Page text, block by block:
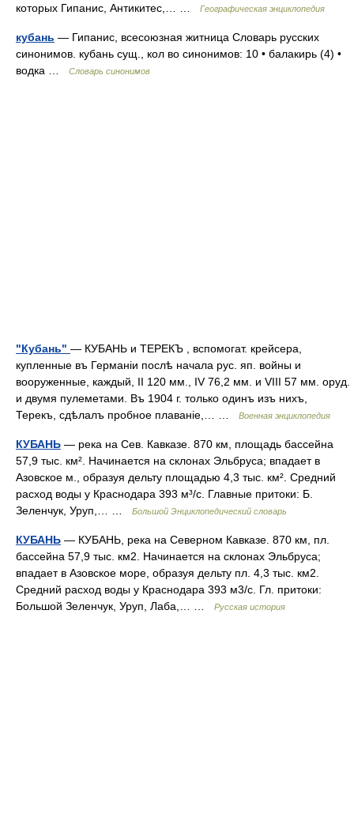
которых Гипанис, Антикитес,… …
Географическая энциклопедия
кубань — Гипанис, всесоюзная житница Словарь русских
синонимов. кубань сущ., кол во синонимов: 10 • балакирь (4) •
водка …
Словарь синонимов
"Кубань" — КУБАНЬ и ТЕРЕКЪ , вспомогат. крейсера,
купленные въ Германіи послѣ начала рус. яп. войны и
вооруженные, каждый, II 120 мм., IV 76,2 мм. и VIII 57 мм. оруд.
и двумя пулеметами. Въ 1904 г. только одинъ изъ нихъ,
Терекъ, сдѣлалъ пробное плаваніе,… …
Военная энциклопедия
КУБАНЬ — река на Сев. Кавказе. 870 км, площадь бассейна
57,9 тыс. км². Начинается на склонах Эльбруса; впадает в
Азовское м., образуя дельту площадью 4,3 тыс. км². Средний
расход воды у Краснодара 393 м³/с. Главные притоки: Б.
Зеленчук, Уруп,… …
Большой Энциклопедический словарь
КУБАНЬ — КУБАНЬ, река на Северном Кавказе. 870 км, пл.
бассейна 57,9 тыс. км2. Начинается на склонах Эльбруса;
впадает в Азовское море, образуя дельту пл. 4,3 тыс. км2.
Средний расход воды у Краснодара 393 м3/с. Гл. притоки:
Большой Зеленчук, Уруп, Лаба,… …
Русская история